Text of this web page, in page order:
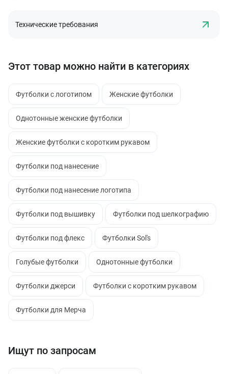
Технические требования
Этот товар можно найти в категориях
Футболки с логотипом Женские футболки
Однотонные женские футболки
Женские футболки с коротким рукавом
Футболки под нанесение
Футболки под нанесение логотипа
Футболки под вышивку Футболки под шелкографию
Футболки под флекс Футболки Sol's
Голубые футболки Однотонные футболки
Футболки джерси Футболки с коротким рукавом
Футболки для Мерча
Ищут по запросам